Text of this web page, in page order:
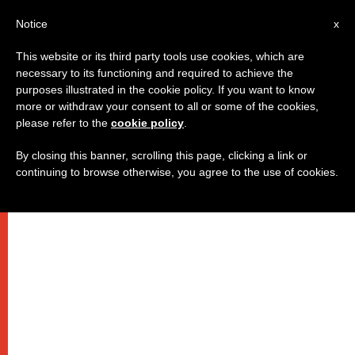
البابا فرنسيس: "فلنحافظ على
x
Notice
This website or its third party tools use cookies, which are
necessary to its functioning and required to achieve the
purposes illustrated in the cookie policy. If you want to know
more or withdraw your consent to all or some of the cookies,
please refer to the cookie policy
By closing this banner, scrolling this page, clicking a link or
continuing to browse otherwise, you agree to the use of cookies.